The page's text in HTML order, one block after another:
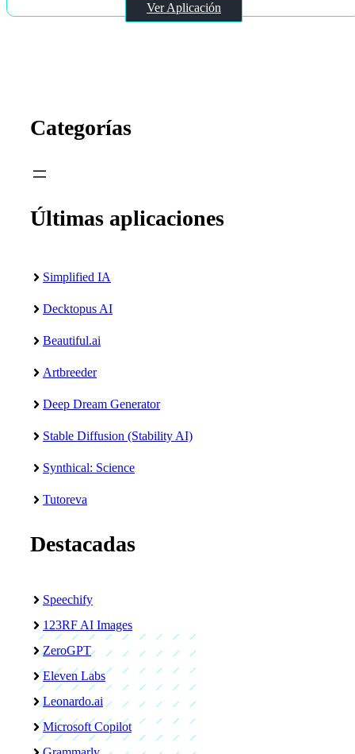
Ver Aplicación
Categorías
Últimas aplicaciones
Simplified IA
Decktopus AI
Beautiful.ai
Artbreeder
Deep Dream Generator
Stable Diffusion (Stability AI)
Synthical: Science
Tutoreva
Destacadas
Speechify
123RF AI Images
ZeroGPT
Eleven Labs
Leonardo.ai
Microsoft Copilot